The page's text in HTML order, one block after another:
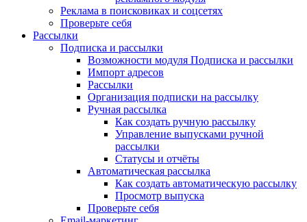
Реклама в поисковиках и соцсетях
Проверьте себя
Рассылки
Подписка и рассылки
Возможности модуля Подписка и рассылки
Импорт адресов
Рассылки
Организация подписки на рассылку
Ручная рассылка
Как создать ручную рассылку
Управление выпусками ручной
рассылки
Статусы и отчёты
Автоматическая рассылка
Как создать автоматическую рассылку
Просмотр выпуска
Проверьте себя